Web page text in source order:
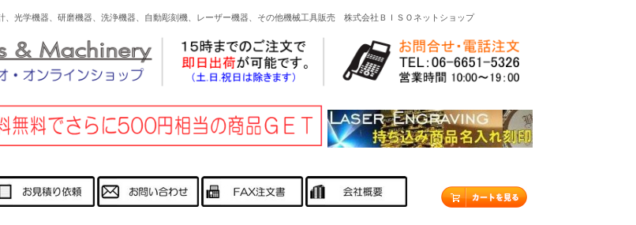
光学機器、研磨機器、洗浄機器、自動彫刻機、レーザー機器、その他機械工具販売 株式会社ＢＩＳＯネットショップ